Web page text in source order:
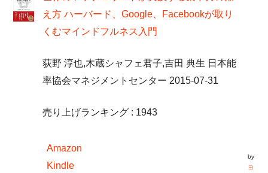
え方 ハーバード、Google、Facebookが取り
くむマインドフルネス入門
荻野 淳也,木蔵シャフェ君子,吉田 典生 日本能
率協会マネジメントセンター 2015-07-31
売り上げランキング : 1943
Amazon
Kindle
by
ヨ